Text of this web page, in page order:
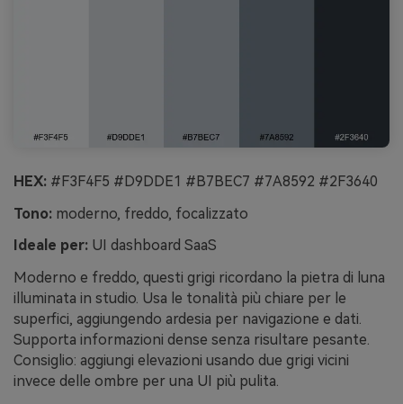
HEX: #F3F4F5 #D9DDE1 #B7BEC7 #7A8592 #2F3640
Tono: moderno, freddo, focalizzato
Ideale per: UI dashboard SaaS
Moderno e freddo, questi grigi ricordano la pietra di luna
illuminata in studio. Usa le tonalità più chiare per le
superfici, aggiungendo ardesia per navigazione e dati.
Supporta informazioni dense senza risultare pesante.
Consiglio: aggiungi elevazioni usando due grigi vicini
invece delle ombre per una UI più pulita.